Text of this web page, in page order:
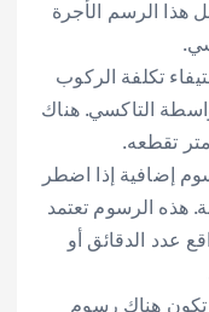
هذا الرسم الأجرة
تكلفة الركوب
التاكسي. هناك
تقطعه.
إضافية إذا اضطر
هذه الرسوم تعتمد
عدد الدقائق أو
هناك رسوم